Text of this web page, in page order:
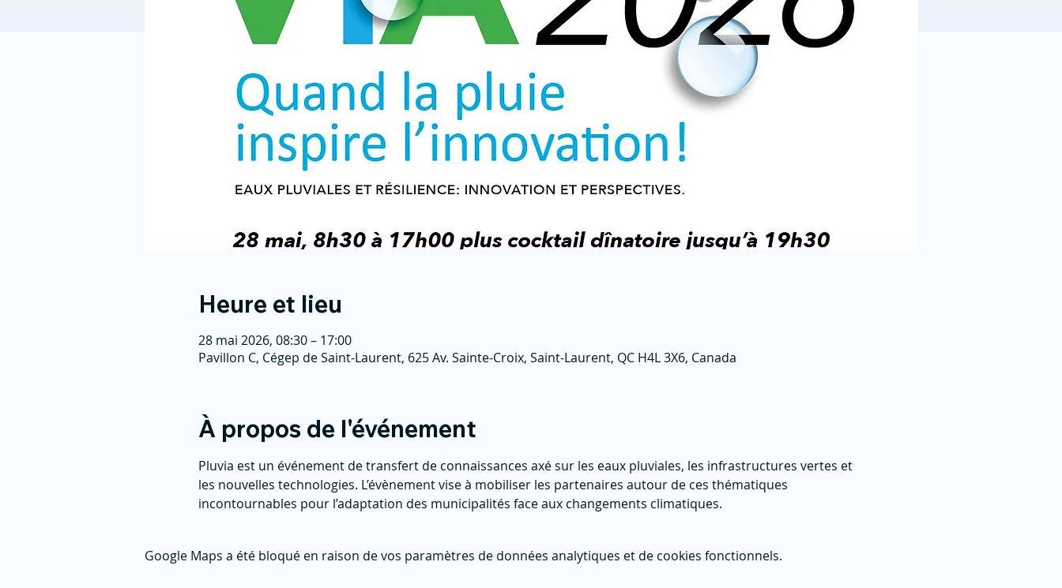
Heure et lieu
28 mai 2026, 08:30 – 17:00
Pavillon C, Cégep de Saint-Laurent, 625 Av. Sainte-Croix, Saint-Laurent, QC H4L 3X6, Canada
À propos de l'événement
Pluvia est un événement de transfert de connaissances axé sur les eaux pluviales, les infrastructures vertes et
les nouvelles technologies. L’évènement vise à mobiliser les partenaires autour de ces thématiques
incontournables pour l’adaptation des municipalités face aux changements climatiques.
Google Maps a été bloqué en raison de vos paramètres de données analytiques et de cookies fonctionnels.